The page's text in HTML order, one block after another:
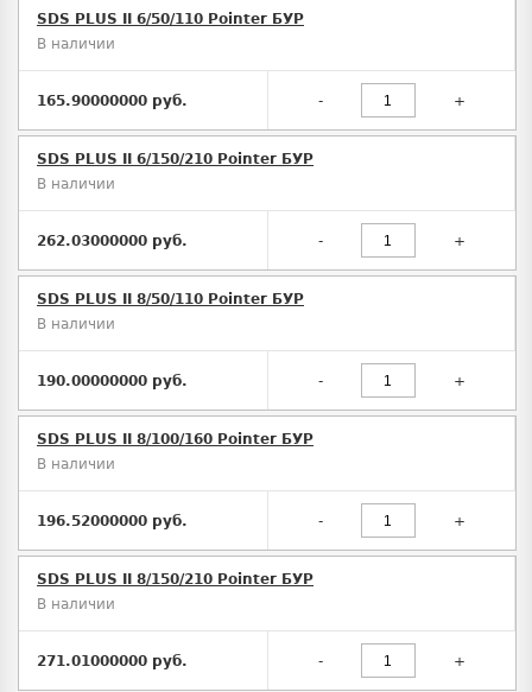
SDS PLUS II 6/50/110 Pointer БУР
В наличии
165.90000000 руб. - +
SDS PLUS II 6/150/210 Pointer БУР
В наличии
262.03000000 руб. - +
SDS PLUS II 8/50/110 Pointer БУР
В наличии
190.00000000 руб. - +
SDS PLUS II 8/100/160 Pointer БУР
В наличии
196.52000000 руб. - +
SDS PLUS II 8/150/210 Pointer БУР
В наличии
271.01000000 руб. - +